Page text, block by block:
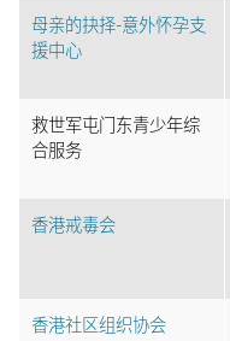
母亲的抉择-意外怀孕支
援中心
救世军屯门东青少年综
合服务
香港戒毒会
香港社区组织协会